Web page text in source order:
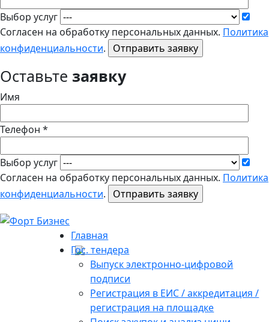
Выбор услуг
Согласен на обработку персональных данных. Политика
конфиденциальности.
Оставьте заявку
Имя
Телефон *
Выбор услуг
Согласен на обработку персональных данных. Политика
конфиденциальности.
Главная
Гос. тендера
Выпуск электронно-цифровой
подписи
Регистрация в ЕИС / аккредитация /
регистрация на площадке